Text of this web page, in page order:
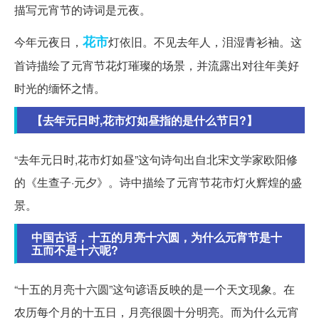
描写元宵节的诗词是元夜。
今年元夜日， 花市灯依旧。不见去年人，泪湿青衫袖。这
首诗描绘了元宵节花灯璀璨的场景，并流露出对往年美好
时光的缅怀之情。
【去年元日时,花市灯如昼指的是什么节日?】
“去年元日时,花市灯如昼”这句诗句出自北宋文学家欧阳修
的《生查子·元夕》。诗中描绘了元宵节花市灯火辉煌的盛
景。
中国古话，十五的月亮十六圆，为什么元宵节是十
五而不是十六呢?
“十五的月亮十六圆”这句谚语反映的是一个天文现象。在
农历每个月的十五日，月亮很圆十分明亮。而为什么元宵